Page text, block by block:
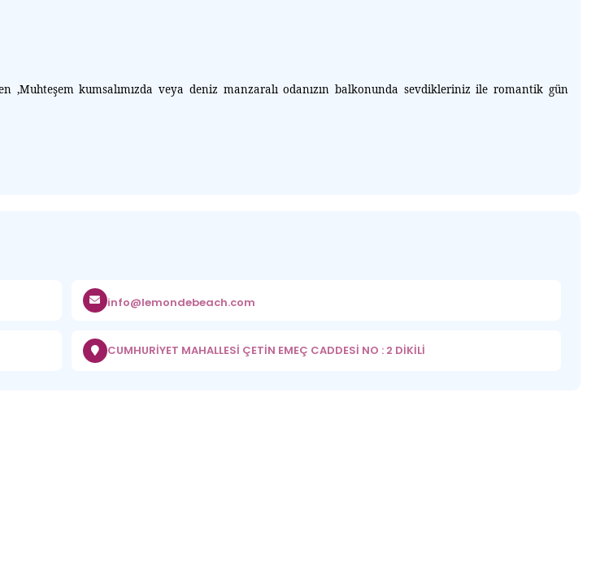
,Muhteşem kumsalımızda veya deniz manzaralı odanızın balkonunda sevdikleriniz ile romantik gün
info@lemondebeach.com
CUMHURİYET MAHALLESİ ÇETİN EMEÇ CADDESİ NO : 2 DİKİLİ